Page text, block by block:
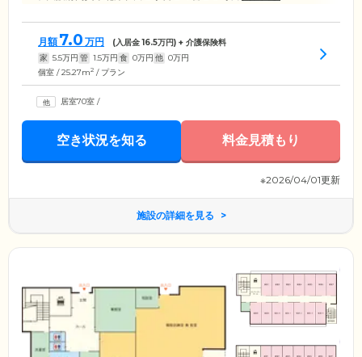
月額 7.0 万円 (入居金16.5万円) + 介護保険料
家 5.5万円 管 1.5万円 食 0万円 他 0万円
個室 / 25.27m2 / プラン
居室70室 /
空き状況を知る 料金見積もり
※2026/04/01更新
施設の詳細を見る